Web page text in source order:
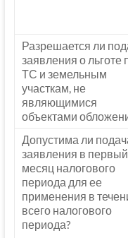
Разрешается ли
заявления о льготе
ТС и земельным
участкам, не
являющимися
объектами
Допустима ли
заявления в первый
месяц налогового
периода для ее
применения в
всего налогового
периода?